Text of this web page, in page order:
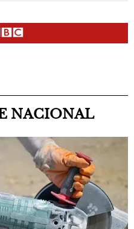
NACIONAL